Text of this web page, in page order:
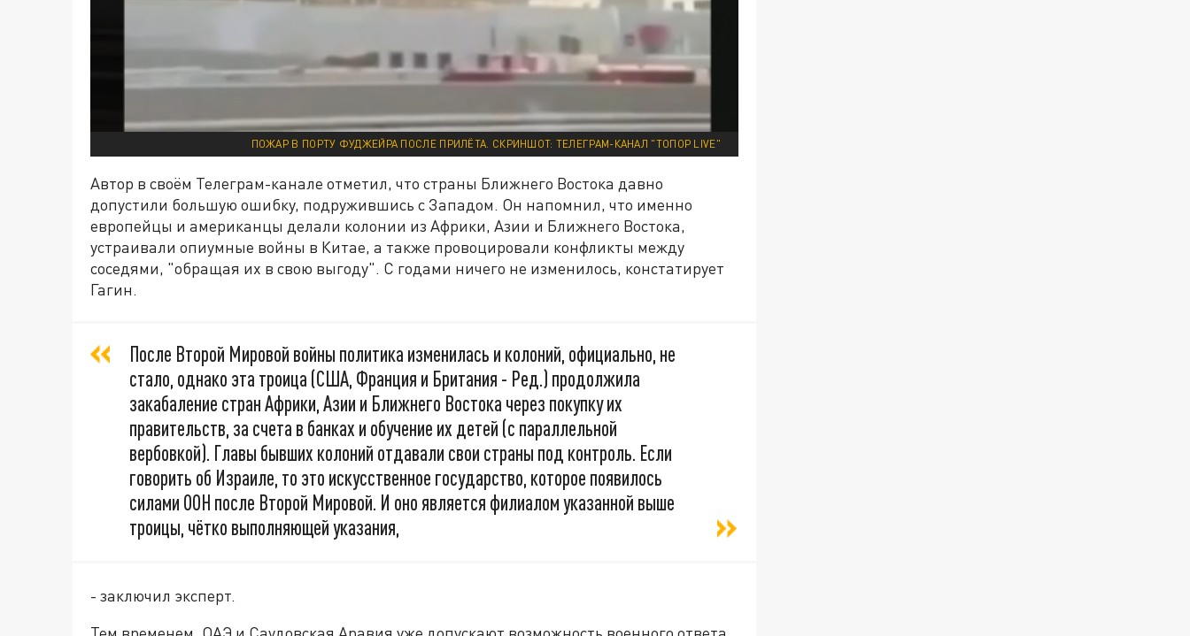
ПОЖАР В ПОРТУ ФУДЖЕЙРА ПОСЛЕ ПРИЛЁТА. СКРИНШОТ: ТЕЛЕГРАМ-КАНАЛ "ТОПОР LIVE"
Автор в своём Телеграм-канале отметил, что страны Ближнего Востока давно
допустили большую ошибку, подружившись с Западом. Он напомнил, что именно
европейцы и американцы делали колонии из Африки, Азии и Ближнего Востока,
устраивали опиумные войны в Китае, а также провоцировали конфликты между
соседями, "обращая их в свою выгоду". С годами ничего не изменилось, констатирует
Гагин.
После Второй Мировой войны политика изменилась и колоний, официально, не
стало, однако эта троица (США, Франция и Британия - Ред.) продолжила
закабаление стран Африки, Азии и Ближнего Востока через покупку их
правительств, за счета в банках и обучение их детей (с параллельной
вербовкой). Главы бывших колоний отдавали свои страны под контроль. Если
говорить об Израиле, то это искусственное государство, которое появилось
силами ООН после Второй Мировой. И оно является филиалом указанной выше
троицы, чётко выполняющей указания,
- заключил эксперт.